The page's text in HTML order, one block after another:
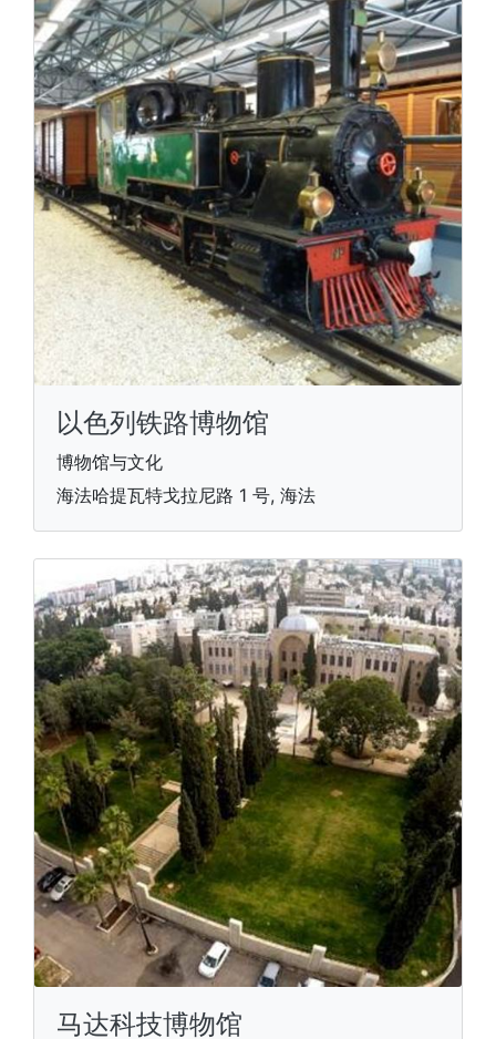
以色列铁路博物馆
博物馆与文化
海法哈提瓦特戈拉尼路 1 号, 海法
马达科技博物馆